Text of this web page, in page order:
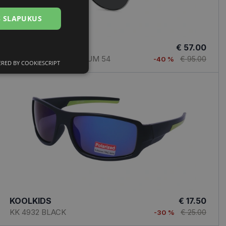
PLD 8074/S RUTHENIUM 54
€ 57.00
-40 % € 95.00
KOOLKIDS
KK 4932 BLACK
€ 17.50
-30 % € 25.00
SLAPUKUS
Neklasifikuoti
slapukai
slapukai
BY COOKIESCRIPT